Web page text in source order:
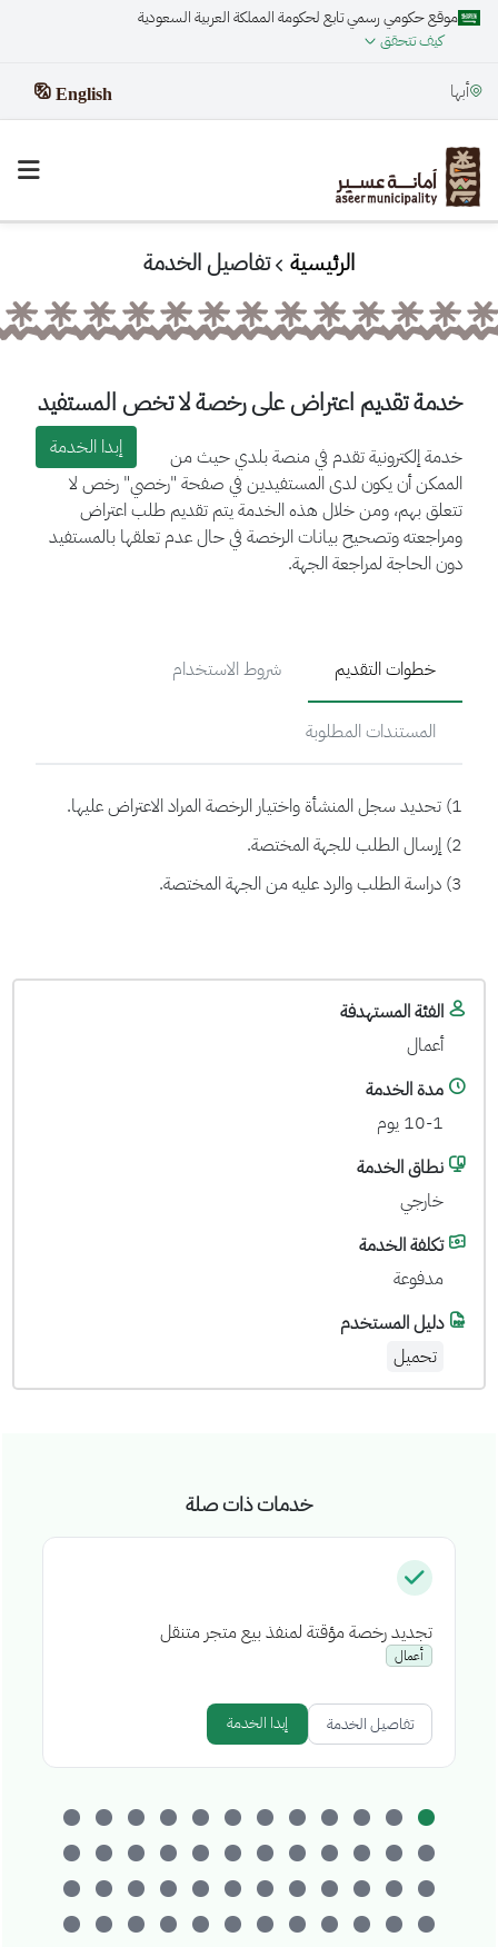
موقع حكومي رسمي تابع لحكومة المملكة العربية السعودية
كيف تتحقق
أبها English
الرئيسية تفاصيل الخدمة
خدمة تقديم اعتراض على رخصة لا تخص المستفيد
إبدا الخدمة
خدمة إلكترونية تقدم في منصة بلدي حيث من
الممكن أن يكون لدى المستفيدين في صفحة "رخصي" رخص لا
تتعلق بهم، ومن خلال هذه الخدمة يتم تقديم طلب اعتراض
ومراجعته وتصحيح بيانات الرخصة في حال عدم تعلقها بالمستفيد
دون الحاجة لمراجعة الجهة.
خطوات التقديم شروط الاستخدام
المستندات المطلوبة
1) تحديد سجل المنشأة واختيار الرخصة المراد الاعتراض عليها.
2) إرسال الطلب للجهة المختصة.
3) دراسة الطلب والرد عليه من الجهة المختصة.
الفئة المستهدفة
أعمال
مدة الخدمة
10-1 يوم
نطاق الخدمة
خارجي
تكلفة الخدمة
مدفوعة
دليل المستخدم
تحميل
خدمات ذات صلة
تجديد رخصة مؤقتة لمنفذ بيع متجر متنقل
أعمال
تفاصيل الخدمة إبدا الخدمة